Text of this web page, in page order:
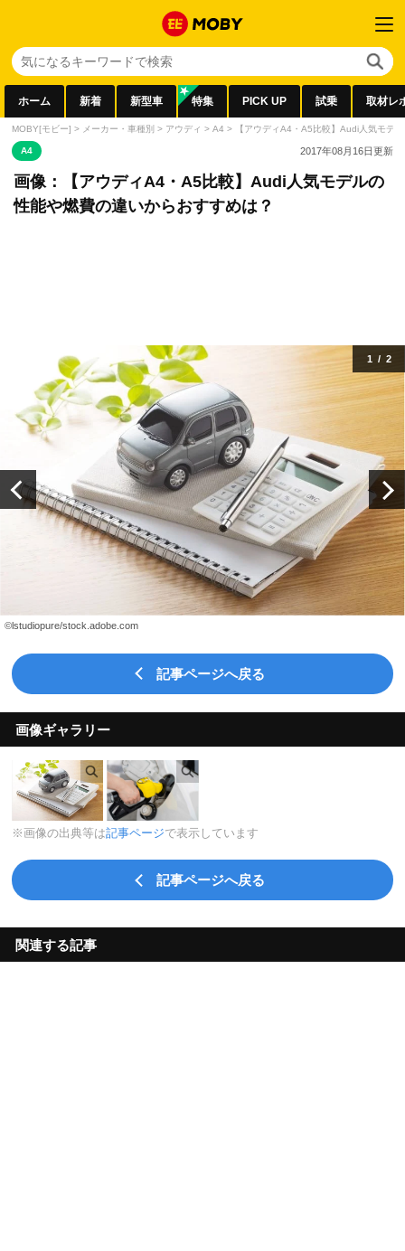
ホーム 新着 新型車 特集 PICK UP 試乗 取材レ
MOBY[モビー] > メーカー・車種別 > アウディ > A4 > 【アウディA4・A5比較】Audi人気モデ
A4 2017年08月16日更新
画像：【アウディA4・A5比較】Audi人気モデルの
性能や燃費の違いからおすすめは？
©lstudiopure/stock.adobe.com
1/ 2
記事ページへ戻る
画像ギャラリー
※画像の出典等は記事ページで表示しています
記事ページへ戻る
関連する記事